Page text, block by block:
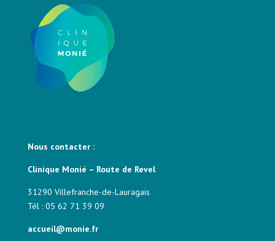
Nous contacter :
Clinique Monié – Route de Revel
31290 Villefranche-de-Lauragais
Tél : 05 62 71 39 09
accueil@monie.fr